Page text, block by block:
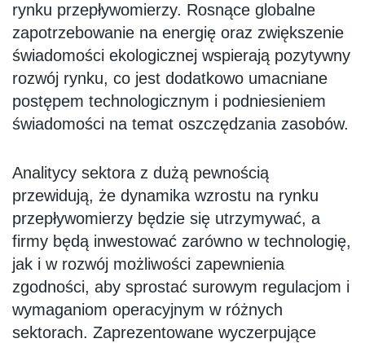
rynku przepływomierzy. Rosnące globalne
zapotrzebowanie na energię oraz zwiększenie
świadomości ekologicznej wspierają pozytywny
rozwój rynku, co jest dodatkowo umacniane
postępem technologicznym i podniesieniem
świadomości na temat oszczędzania zasobów.
Analitycy sektora z dużą pewnością
przewidują, że dynamika wzrostu na rynku
przepływomierzy będzie się utrzymywać, a
firmy będą inwestować zarówno w technologię,
jak i w rozwój możliwości zapewnienia
zgodności, aby sprostać surowym regulacjom i
wymaganiom operacyjnym w różnych
sektorach. Zaprezentowane wyczerpujące